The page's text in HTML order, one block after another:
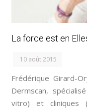
La force est en
10 août 2015
Frédérique Girard-
Dermscan,
vitro) et cliniques